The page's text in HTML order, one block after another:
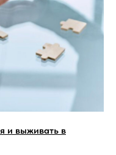
и выживать в